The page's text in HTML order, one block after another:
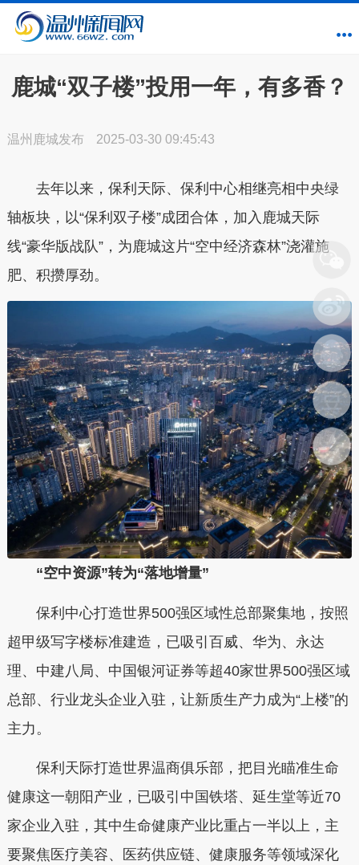
鹿城“双子楼”投用一年，有多香？
温州鹿城发布 2025-03-30 09:45:43
去年以来，保利天际、保利中心相继亮相中央绿
轴板块，以“保利双子楼”成团合体，加入鹿城天际
线“豪华版战队”，为鹿城这片“空中经济森林”浇灌施
肥、积攒厚劲。
“空中资源”转为“落地增量”
保利中心打造世界500强区域性总部聚集地，按照
超甲级写字楼标准建造， 已吸引百威、华为、永达
理、中建八局、中国银河证券等超40家世界500强区域
总部、行业龙头企业入驻， 让新质生产力成为“上楼”的
主力。
保利天际打造世界温商俱乐部，把目光瞄准生命
健康这一朝阳产业， 已吸引中国铁塔、延生堂等近70
家企业入驻， 其中生命健康产业比重占一半以上，主
要聚焦医疗美容、医药供应链、健康服务等领域深化